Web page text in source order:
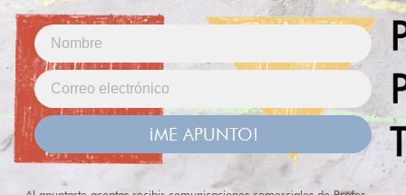
¡ME APUNTO!